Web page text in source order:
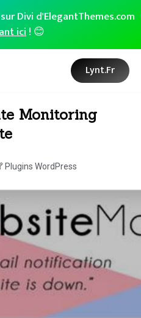
Divi d'ElegantThemes.com
ici! 😊
Lynt.fr
Monitoring
Plugins WordPress